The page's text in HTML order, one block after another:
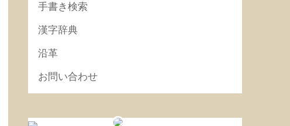
手書き検索
漢字辞典
沿革
お問い合わせ